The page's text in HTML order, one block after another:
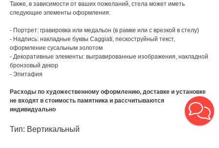
Также, в зависимости от ваших пожеланий, стела может иметь
следующие элементы оформления:
- Портрет: гравировка или медальон (в рамке или с врезкой в стелу)
- Надпись: накладные буквы Caggiati, пескоструйный текст,
оформление сусальным золотом
- Декоративные элементы: выгравированные изображения, накладной
бронзовый декор
- Эпитафия
Расходы по художественному оформлению, доставке и установке
не входят в стоимость памятника и рассчитываются
индивидуально
Тип: Вертикальный